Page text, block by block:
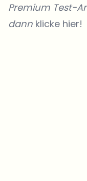
Premium Test-
dann klicke hier!